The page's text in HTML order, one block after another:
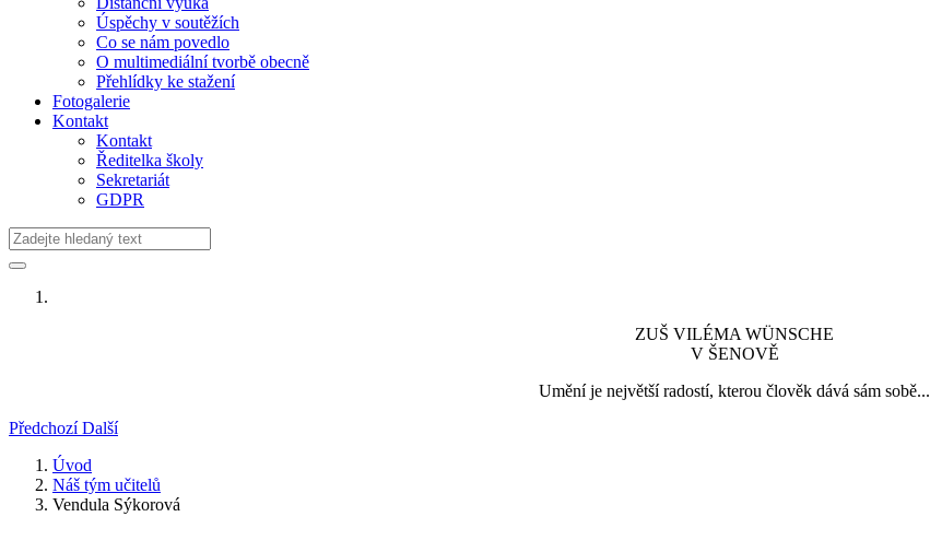
Úspěchy v soutěžích
Co se nám povedlo
O multimediální tvorbě obecně
Přehlídky ke stažení
Fotogalerie
Kontakt
Kontakt
Ředitelka školy
Sekretariát
GDPR
ZUŠ VILÉMA WÜNSCHE
V ŠENOVĚ
Umění je největší radostí, kterou člověk dává sám sobě...
Předchozí Další
Úvod
Náš tým učitelů
Vendula Sýkorová